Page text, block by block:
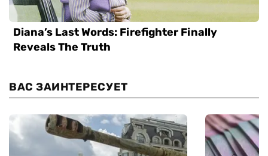
ВАС ЗАИНТЕРЕСУЕТ